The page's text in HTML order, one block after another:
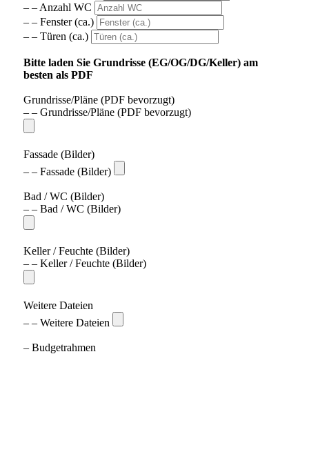
– – Anzahl WC
– – Fenster (ca.)
– – Türen (ca.)
Bitte laden Sie Grundrisse (EG/OG/DG/Keller) am
besten als PDF
Grundrisse/Pläne (PDF bevorzugt)
– – Grundrisse/Pläne (PDF bevorzugt)
Fassade (Bilder)
– – Fassade (Bilder)
Bad / WC (Bilder)
– – Bad / WC (Bilder)
Keller / Feuchte (Bilder)
– – Keller / Feuchte (Bilder)
Weitere Dateien
– – Weitere Dateien
– Budgetrahmen